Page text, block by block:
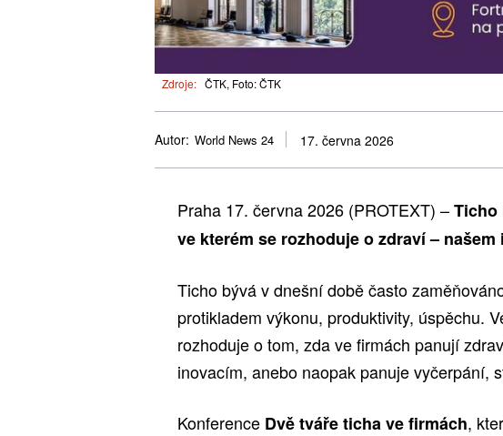
Zdroje: ČTK, Foto: ČTK
Autor: World News 24 17. června 2026
Praha 17. června 2026 (PROTEXT) –Ticho
ve kterém se rozhoduje o zdraví – našem
Ticho bývá v dnešní době často
protikladem výkonu, produktivity, úspěchu.
rozhoduje o tom, zda ve firmách panují
inovacím, anebo naopak panuje vyčerpání,
Konference Dvě tváře ticha ve firmách,